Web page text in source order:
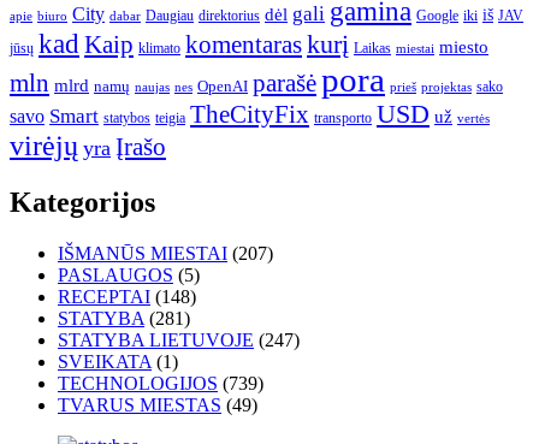
apie biuro City dabar Daugiau direktorius dėl gali gamina Google iki iš JAV
jūsų kad Kaip klimato komentaraskurį Laikas miestai miesto
mln mlrd namų naujas nes OpenAI parašėpora prieš projektas sako
savo Smart statybos teigia TheCityFix transporto USD už vertės
virėjų yra Įrašo
Kategorijos
IŠMANŪS MIESTAI (207)
PASLAUGOS (5)
RECEPTAI (148)
STATYBA (281)
STATYBA LIETUVOJE (247)
SVEIKATA (1)
TECHNOLOGIJOS (739)
TVARUS MIESTAS (49)